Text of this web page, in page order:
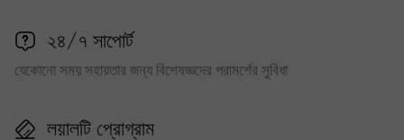
২৪/৭ সাপোর্ট
যেকোনো সময় সহায়তার জন্য বিশেষজ্ঞদের পরামর্শের সুবিধা
লয়ালটি প্রোগ্রাম